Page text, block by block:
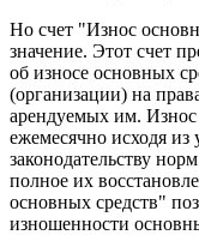
Но счет "Износ
значение. Этот счет
об износе основных
(организации) на
арендуемых им. Износ
ежемесячно исходя
законодательству
полное их
основных средств"
изношенности